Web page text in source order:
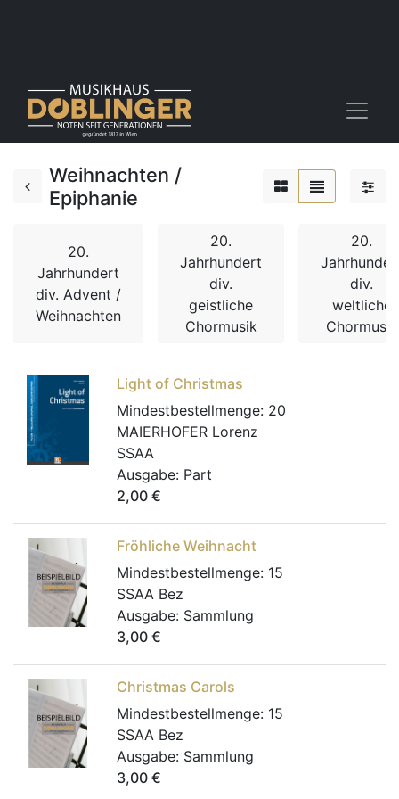
Weihnachten /
Epiphanie
20.
Jahrhundert
div. Advent /
Weihnachten
20.
Jahrhundert
div.
geistliche
Chormusik
20.
div.
weltliche
Chormusik
Light of Christmas
Mindestbestellmenge: 20
MAIERHOFER Lorenz
SSAA
Ausgabe: Part
2,00 €
Fröhliche Weihnacht
Mindestbestellmenge: 15
SSAA Bez
Ausgabe: Sammlung
3,00 €
Christmas Carols
Mindestbestellmenge: 15
SSAA Bez
Ausgabe: Sammlung
3,00 €